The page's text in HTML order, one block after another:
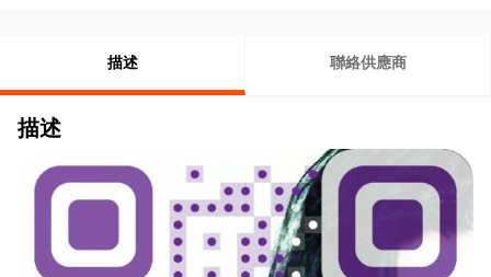
描述 聯絡供應商
描述